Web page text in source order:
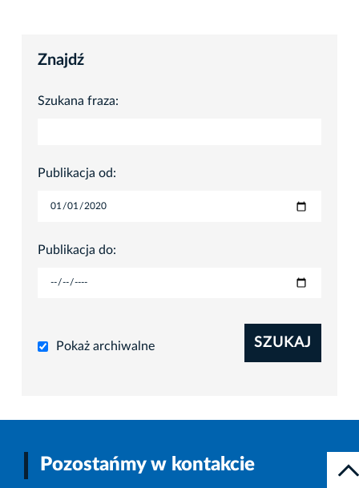
Znajdź
Szukana fraza:
Publikacja od:
Publikacja do:
Pokaż archiwalne SZUKAJ
Pozostańmy w kontakcie